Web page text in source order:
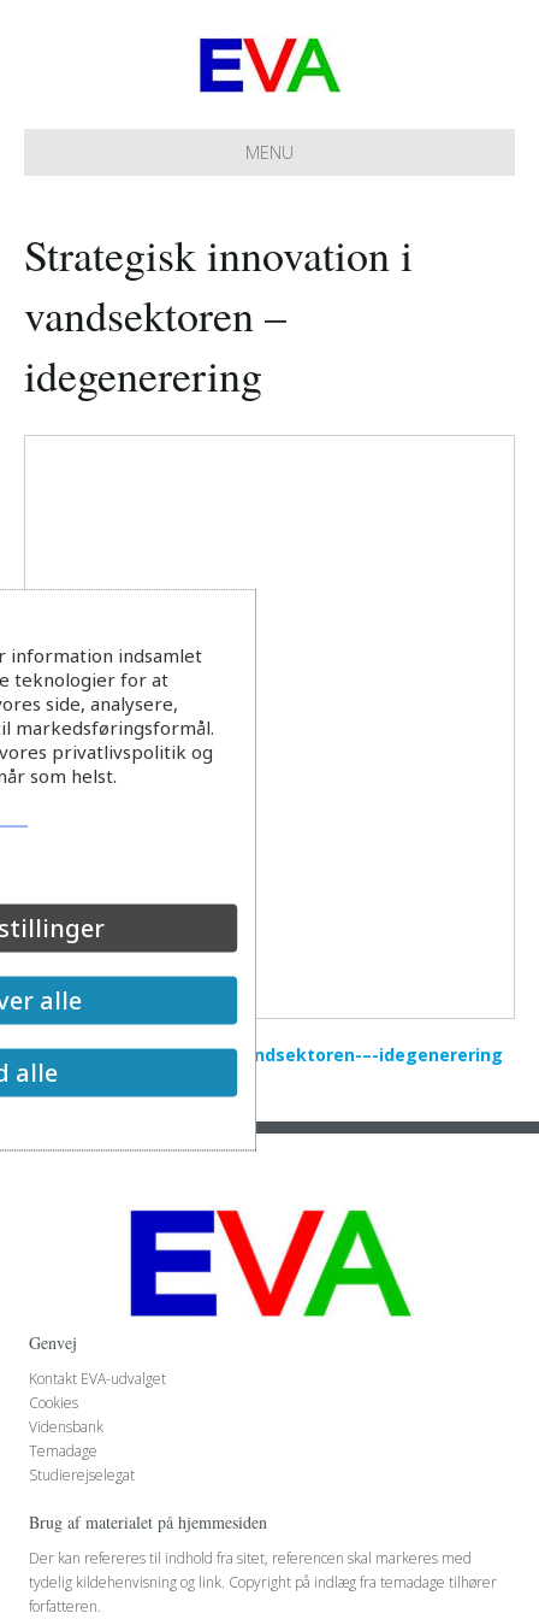
MENU
Strategisk innovation i
vandsektoren –
idegenerering
Strategisk innovation-i-vandsektoren-–-idegenerering
from
Genvej
Kontakt EVA-udvalget
Cookies
Vidensbank
Temadage
Studierejselegat
Brug af materialet på hjemmesiden
Der kan refereres til indhold fra sitet, referencen skal markeres med
tydelig kildehenvisning og link. Copyright på indlæg fra temadage tilhører
forfatteren.
information indsamlet
teknologier for at
side, analysere,
markedsføringsformål.
privatlivspolitik og
som helst.
alle
alle